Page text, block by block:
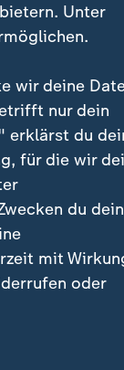
will das
Verbraucher
den Weg zu
Markt und
in deutsche
Unter
wir deine
nur dein
erklärst du
für die wir
du
mit
oder